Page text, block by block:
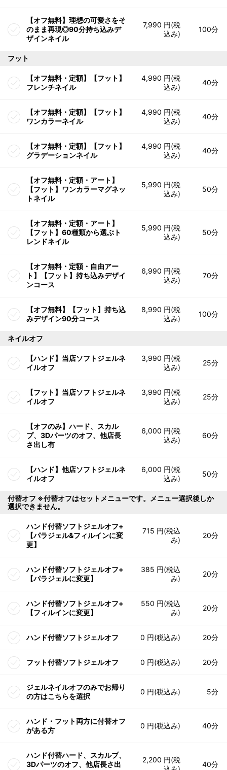
【オフ無料】理想の可愛さをそ
のまま再現◎90分持ち込みデ
ザインネイル
7,990 円(税
込み)
100分
フット
【オフ無料・定額】【フット】
フレンチネイル
4,990 円(税
込み)
40分
【オフ無料・定額】【フット】
ワンカラーネイル
4,990 円(税
込み)
40分
【オフ無料・定額】【フット】
グラデーションネイル
4,990 円(税
込み)
40分
【オフ無料・定額・アート】
【フット】ワンカラーマグネッ
トネイル
5,990 円(税
込み)
50分
【オフ無料・定額・アート】
【フット】60種類から選ぶト
レンドネイル
5,990 円(税
込み)
50分
【オフ無料・定額・自由アー
ト】【フット】持ち込みデザイ
ンコース
6,990 円(税
込み)
70分
【オフ無料】【フット】持ち込
みデザイン90分コース
8,990 円(税
込み)
100分
ネイルオフ
【ハンド】当店ソフトジェルネ
イルオフ
3,990 円(税
込み)
25分
【フット】当店ソフトジェルネ
イルオフ
3,990 円(税
込み)
25分
【オフのみ】ハード、スカル
プ、3Dパーツのオフ、他店長
さ出し有
6,000 円(税
込み)
60分
【ハンド】他店ソフトジェルネ
イルオフ
6,000 円(税
込み)
50分
付替オフ ※付替オフはセットメニューです。メニュー選択後しか
選択できません。
ハンド付替ソフトジェルオフ+
【パラジェル&フィルインに変
更】
715 円(税込
み)
20分
ハンド付替ソフトジェルオフ+
【パラジェルに変更】
385 円(税込
み)
20分
ハンド付替ソフトジェルオフ+
【フィルインに変更】
550 円(税込
み)
20分
ハンド付替ソフトジェルオフ 0 円(税込み) 20分
フット付替ソフトジェルオフ 0 円(税込み) 20分
ジェルネイルオフのみでお帰り
の方はこちらを選択
0 円(税込み) 5分
ハンド・フット両方に付替オフ
がある方
0 円(税込み) 40分
ハンド付替ハード、スカルプ、
3Dパーツのオフ、他店長さ出
2,200 円(税
40分